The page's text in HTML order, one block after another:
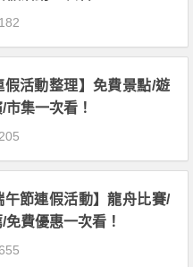
假活動整理】免費景點/遊
集一次看！
午節連假活動】龍舟比賽/
免費優惠一次看！